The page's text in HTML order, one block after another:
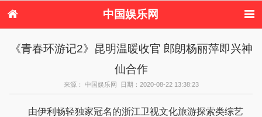
中国娱乐网
港台娱乐
日本娱乐 韩国娱乐
欧美娱乐
音乐新闻 影视新闻
港台明星八卦
日本韩国明星
欧美明星八卦
《青春环游记2》昆明温暖收官 郎朗杨丽萍即兴神
仙合作
来源： 中国娱乐网 日期：2020-08-22 13:38:23
由伊利畅轻独家冠名的浙江卫视文化旅游探索类综艺